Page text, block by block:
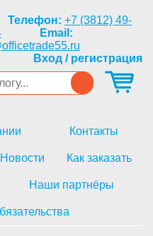
Телефон: +7 (3812) 49-
Email:
Вход / регистрация
Контакты
Новости Как заказать
Наши партнёры